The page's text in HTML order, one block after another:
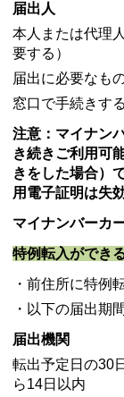
届出人
本人または代理
要する）
届出に必要なも
窓口で手続きす
注意：マイナン
き続きご利用可
きをした場合）
用 電子証明は失
マイナンバーカ
特例転入ができ
・前住所に特例
・以下の届出期
届出機関
転出予定日の30
ら14日以内